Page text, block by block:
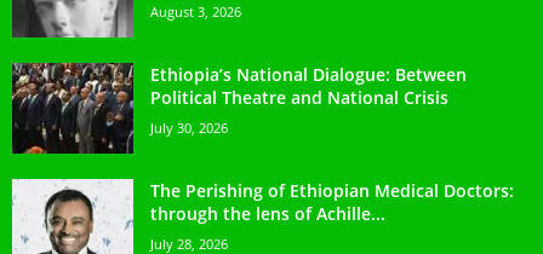
August 3, 2026
Ethiopia’s National Dialogue: Between
Political Theatre and National Crisis
July 30, 2026
The Perishing of Ethiopian Medical Doctors:
through the lens of Achille...
July 28, 2026